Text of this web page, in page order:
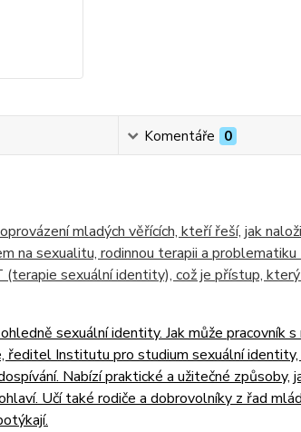
Komentáře 0
mladých věřících, kteří řeší, jak
na sexualitu, rodinnou terapii a
(terapie sexuální identity), což je přístup,
sexuální identity. Jak může pracovník
ředitel Institutu pro studium sexuální
Nabízí praktické a užitečné
Učí také rodiče a dobrovolníky z řad